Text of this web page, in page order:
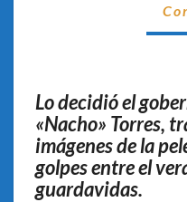
Lo decidió el
«Nacho» Torres,
imágenes de la
golpes entre el
guardavidas.